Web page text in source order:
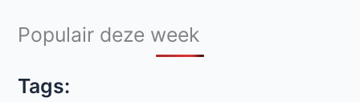
Populair deze week
Tags: